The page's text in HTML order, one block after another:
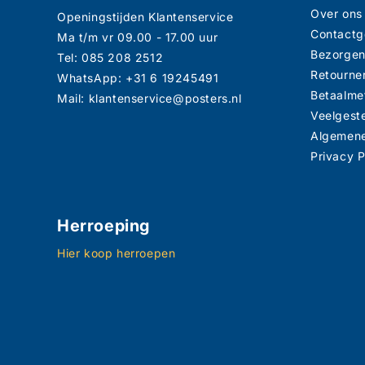
Openingstijden Klantenservice
Ma t/m vr 09.00 - 17.00 uur
Tel: 085 208 2512
WhatsApp: +31 6 19245491
Mail: klantenservice@posters.nl
Over ons
Bezorgen
Privacy
Herroeping
Hier koop herroepen